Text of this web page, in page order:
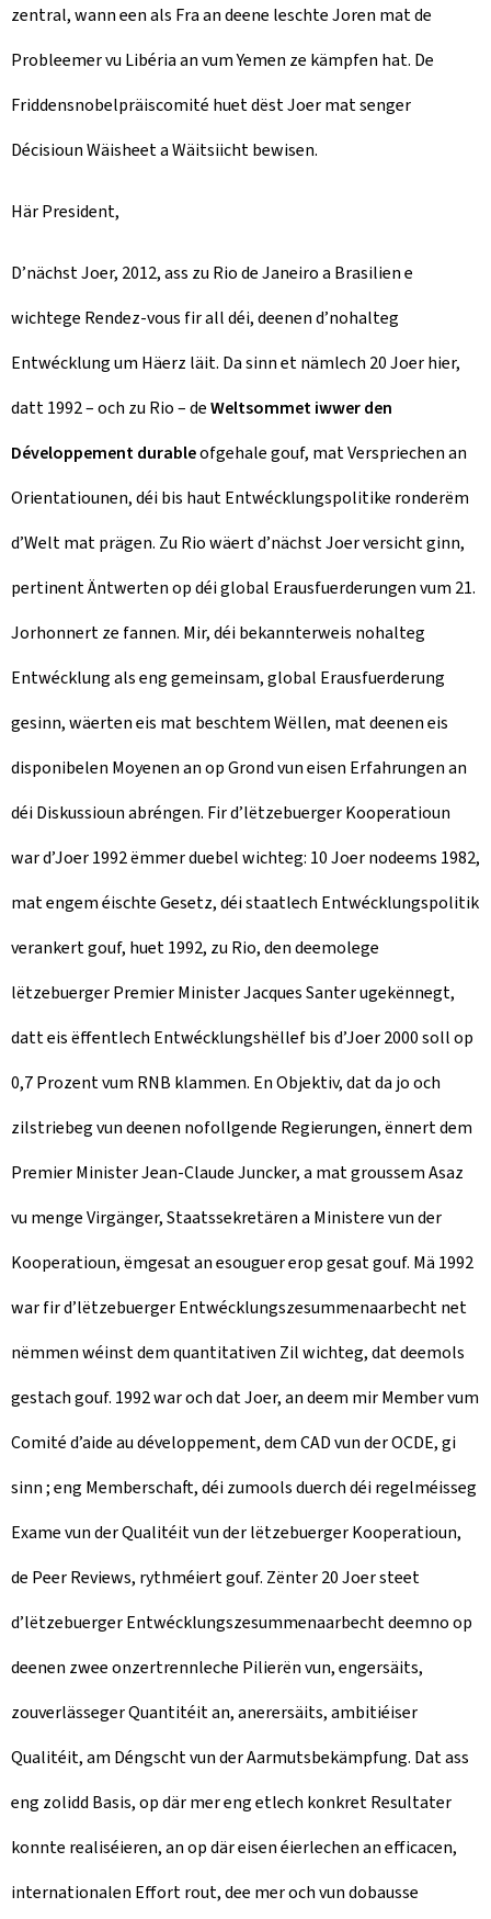
zentral, wann een als Fra an deene leschte Joren mat de
Probleemer vu Libéria an vum Yemen ze kämpfen hat. De
Friddensnobelpräiscomité huet dëst Joer mat senger
Décisioun Wäisheet a Wäitsiicht bewisen.
Här President,
D’nächst Joer, 2012, ass zu Rio de Janeiro a Brasilien e
wichtege Rendez-vous fir all déi, deenen d’nohalteg
Entwécklungum Häerz läit. Da sinn et nämlech 20 Joer hier,
datt 1992 – och zu Rio – deWeltsommet iwwer den
Développement durableofgehale gouf, mat Verspriechen an
Orientatiounen, déi bis haut Entwécklungspolitike ronderëm
d’Welt mat prägen. Zu Rio wäert d’nächst Joer versicht ginn,
pertinent Äntwerten op déi global Erausfuerderungen vum 21.
Jorhonnert ze fannen. Mir, déi bekannterweis nohalteg
Entwécklung als eng gemeinsam, global Erausfuerderung
gesinn, wäerten eis mat beschtem Wëllen, mat deenen eis
disponibelen Moyenen an op Grond vun eisen Erfahrungen an
déi Diskussioun abréngen. Fir d’lëtzebuerger Kooperatioun
war d’Joer 1992 ëmmer duebel wichteg: 10 Joer nodeems 1982,
mat engem éischte Gesetz, déi staatlech Entwécklungspolitik
verankert gouf, huet 1992, zu Rio, den deemolege
lëtzebuerger Premier Minister Jacques Santer ugekënnegt,
datt eis ëffentlech Entwécklungshëllef bis d’Joer 2000 soll op
0,7 Prozent vum RNB klammen. En Objektiv, dat da jo och
zilstriebeg vun deenen nofollgende Regierungen, ënnert dem
Premier Minister Jean-Claude Juncker, a mat groussem Asaz
vu menge Virgänger, Staatssekretären a Ministere vun der
Kooperatioun, ëmgesat an esouguer erop gesat gouf. Mä 1992
war fir d’lëtzebuerger Entwécklungszesummenaarbecht net
nëmmen wéinst dem quantitativen Zil wichteg, dat deemols
gestach gouf. 1992 war och dat Joer, an deem mir Member vum
Comité d’aide au développement, dem CAD vun der OCDE, gi
sinn ; eng Memberschaft, déi zumools duerch déi regelméisseg
Exame vun der Qualitéit vun der lëtzebuerger Kooperatioun,
de Peer Reviews, rythméiert gouf. Zënter 20 Joer steet
d’lëtzebuerger Entwécklungszesummenaarbecht deemno op
deenen zwee onzertrennleche Pilierën vun, engersäits,
zouverlässeger Quantitéit an, anerersäits, ambitiéiser
Qualitéit, am Déngscht vun der Aarmutsbekämpfung. Dat ass
eng zolidd Basis, op där mer eng etlech konkret Resultater
konnte realiséieren, an op där eisen éierlechen an efficacen,
internationalen Effort rout, dee mer och vun dobausse